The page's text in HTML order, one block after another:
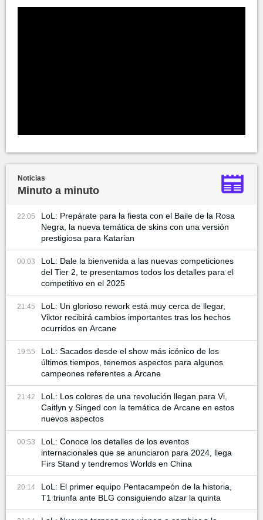
Noticias
Minuto a minuto
22:05
LoL: Prepárate para la fiesta con el Baile de la Rosa
Negra, la nueva temática de skins con una versión
prestigiosa para Katarian
00:03
LoL: Dale la bienvenida a las nuevas competiciones
del Tier 2, te presentamos todos los detalles para el
competitivo en el 2025
21:45
LoL: Un glorioso rework está muy cerca de llegar,
Viktor recibirá cambios importantes tras los hechos
ocurridos en Arcane
19:55
LoL: Sacados desde el show más icónico de los
últimos tiempos, tenemos aspectos para algunos
campeones referentes a Arcane
21:42
LoL: Los colores de una revolución llegan para Vi,
Caitlyn y Singed con la temática de Arcane en estos
nuevos aspectos
00:53
LoL: Conoce los detalles de los eventos
internacionales que se anunciaron para 2024, llega
Firs Stand y tendremos Worlds en China
20:14
LoL: El primer equipo Pentacampeón de la historia,
T1 triunfa ante BLG consiguiendo alzar la quinta